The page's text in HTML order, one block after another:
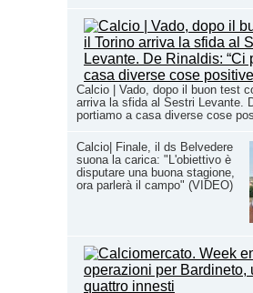
Calcio | Vado, dopo il buon test
arriva la sfida al Sestri Levante.
portiamo a casa diverse cose
Calcio| Finale, il ds Belvedere
suona la carica: "L'obiettivo è
disputare una buona stagione,
ora parlerà il campo" (VIDEO)